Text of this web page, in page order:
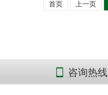
首页 上一页
咨询热线